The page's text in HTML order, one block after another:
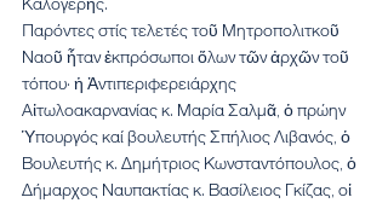
Παρόντες στίς τελετές τοῦ Μητροπολιτκοῦ
Ναοῦ ἦταν ἐκπρόσωποι ὅλων τῶν ἀρχῶν τοῦ
τόπου· ἡ Ἀντιπεριφερειάρχης
Αἰτωλοακαρνανίας κ. Μαρία Σαλμᾶ, ὁ πρώην
Ὑπουργός καί βουλευτής Σπήλιος Λιβανός, ὁ
Βουλευτής κ. Δημήτριος Κωνσταντόπουλος, ὁ
Δήμαρχος Ναυπακτίας κ. Βασίλειος Γκίζας, οἱ